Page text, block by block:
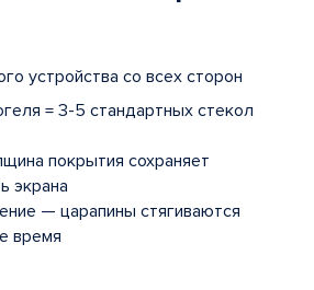
устройства со всех сторон
= 3-5 стандартных стекол
покрытия сохраняет
экрана
— царапины стягиваются
время